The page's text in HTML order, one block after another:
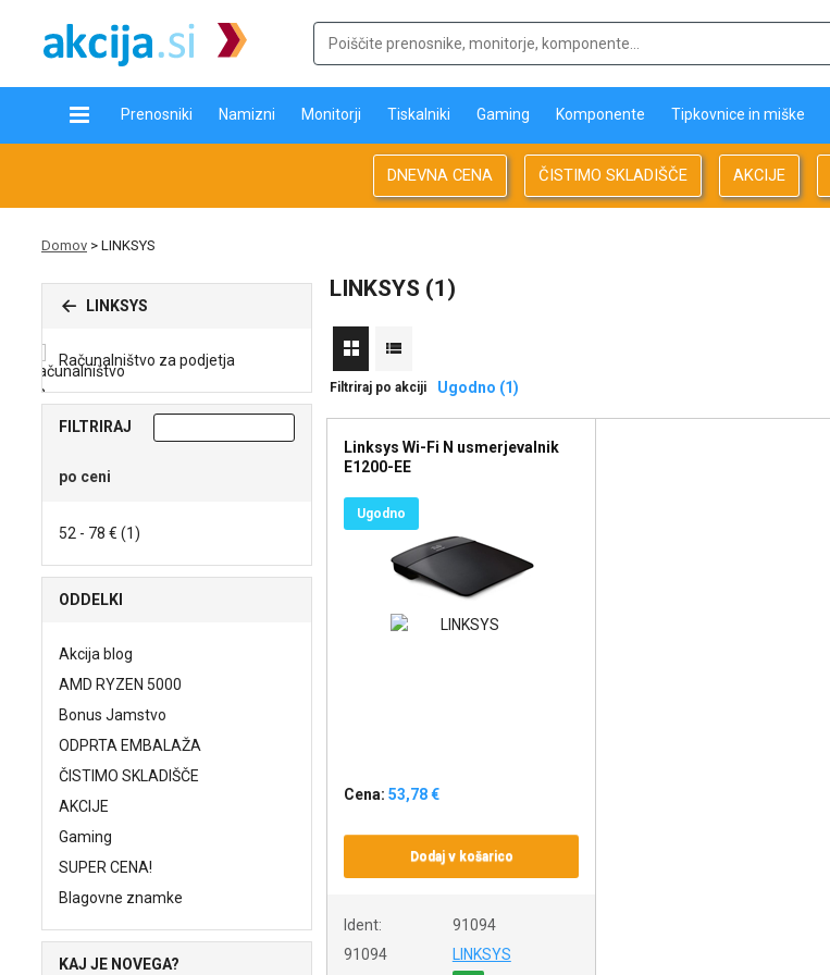
Prenosniki Namizni Monitorji Tiskalniki Gaming Komponente Tipkovnice in miške
DNEVNA CENA ČISTIMO SKLADIŠČE AKCIJE
Domov > LINKSYS
LINKSYS
Računalništvo za podjetja
FILTRIRAJ
po ceni
52 - 78 € (1)
ODDELKI
Akcija blog
AMD RYZEN 5000
Bonus Jamstvo
ODPRTA EMBALAŽA
ČISTIMO SKLADIŠČE
AKCIJE
Gaming
SUPER CENA!
Blagovne znamke
KAJ JE NOVEGA?
LINKSYS (1)
Filtriraj po akciji Ugodno (1)
Linksys Wi-Fi N usmerjevalnik
E1200-EE
Ugodno
Cena: 53,78 €
Dodaj v košarico
Ident:
91094
91094
LINKSYS